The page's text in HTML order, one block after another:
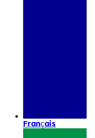
Français